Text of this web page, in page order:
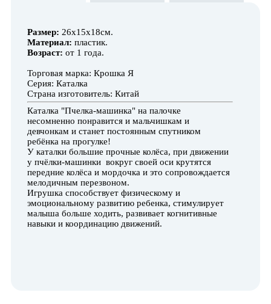
Размер: 26х15х18см.
Материал: пластик.
Возраст: от 1 года.
Торговая марка: Крошка Я
Серия: Каталка
Страна изготовитель: Китай
Каталка "Пчелка-машинка" на палочке
несомненно понравится и мальчишкам и
девчонкам и станет постоянным спутником
ребёнка на прогулке!
У каталки большие прочные колёса, при движении
у пчёлки-машинки вокруг своей оси крутятся
передние колёса и мордочка и это сопровождается
мелодичным перезвоном.
Игрушка способствует физическому и
эмоциональному развитию ребенка, стимулирует
малыша больше ходить, развивает когнитивные
навыки и координацию движений.